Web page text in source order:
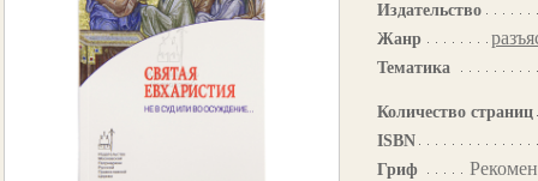
Издательство
Жанр
Тематика
Количество страниц
ISBN
Гриф